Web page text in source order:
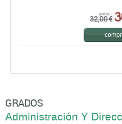
antes:
32,00 €
GRADOS
Administración Y